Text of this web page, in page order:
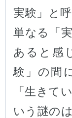
実験」と
単なる「
あると感
験」の間
「生きて
いう謎の